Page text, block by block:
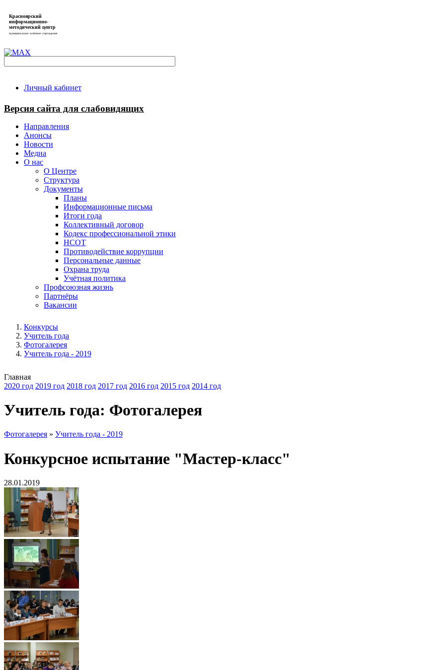
Красноярский
информационно-
методический центр
муниципальное казённое учреждение
Личный кабинет
Версия сайта для слабовидящих
Направления
Анонсы
Новости
Медиа
О нас
О Центре
Структура
Документы
Планы
Информационные письма
Итоги года
Коллективный договор
Кодекс профессиональной этики
НСОТ
Противодействие коррупции
Персональные данные
Охрана труда
Учётная политика
Профсоюзная жизнь
Партнёры
Вакансии
Конкурсы
Учитель года
Фотогалерея
Учитель года - 2019
Главная
2020 год 2019 год 2018 год 2017 год 2016 год 2015 год 2014 год
Учитель года: Фотогалерея
Фотогалерея » Учитель года - 2019
Конкурсное испытание "Мастер-класс"
28.01.2019